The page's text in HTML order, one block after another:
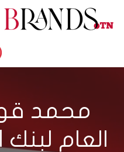
محمد